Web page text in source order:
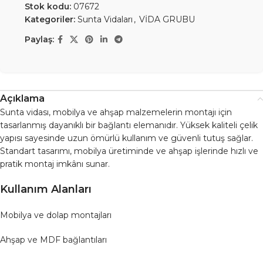
Stok kodu: 07672
Kategoriler: Sunta Vidaları , VİDA GRUBU
Paylaş:
Açıklama
Sunta vidası, mobilya ve ahşap malzemelerin montajı için
tasarlanmış dayanıklı bir bağlantı elemanıdır. Yüksek kaliteli çelik
yapısı sayesinde uzun ömürlü kullanım ve güvenli tutuş sağlar.
Standart tasarımı, mobilya üretiminde ve ahşap işlerinde hızlı ve
pratik montaj imkânı sunar.
Kullanım Alanları
Mobilya ve dolap montajları
Ahşap ve MDF bağlantıları